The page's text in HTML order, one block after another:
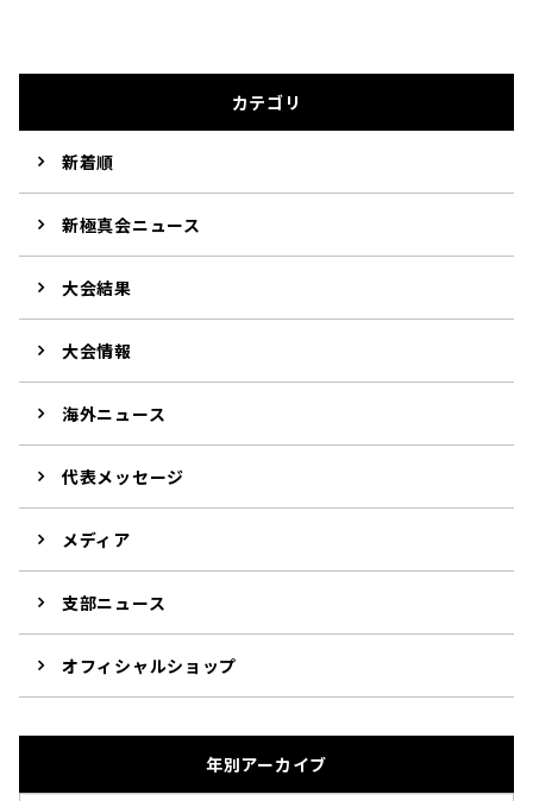
カテゴリ
新着順
新極真会ニュース
大会結果
大会情報
海外ニュース
代表メッセージ
メディア
支部ニュース
オフィシャルショップ
年別アーカイブ